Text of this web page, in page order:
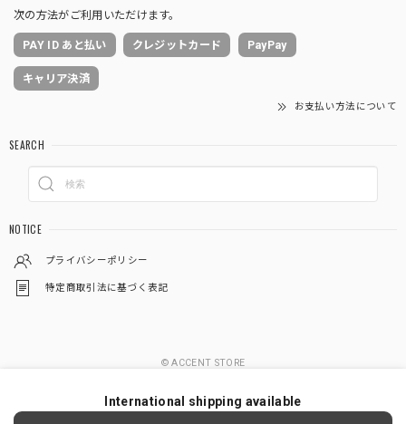
次の方法がご利用いただけます。
PAY ID あと払い クレジットカード PayPay
キャリア決済
お支払い方法について
SEARCH
NOTICE
プライバシーポリシー
特定商取引法に基づく表記
© ACCENT STORE
International shipping available